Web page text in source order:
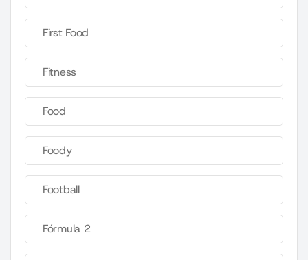
First Food
Fitness
Food
Foody
Football
Fórmula 2